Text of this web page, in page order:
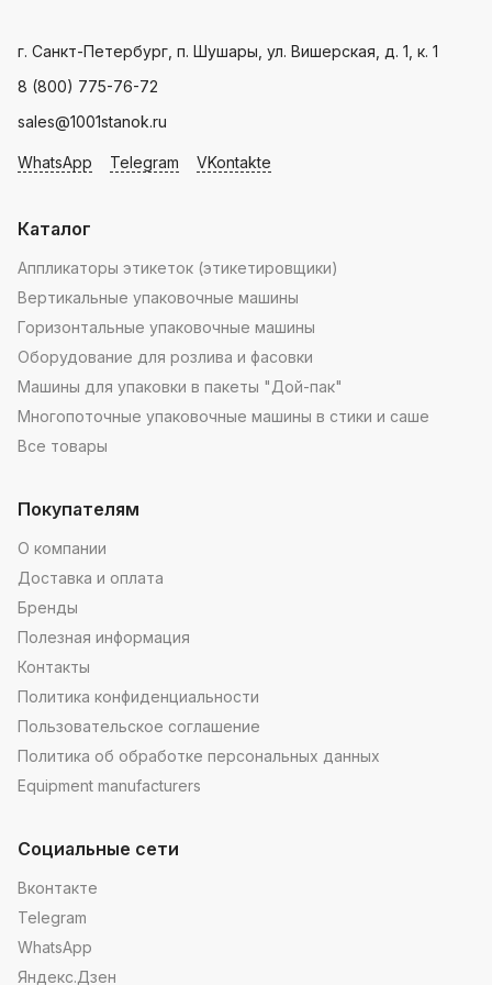
г. Санкт-Петербург, п. Шушары, ул. Вишерская, д. 1, к. 1
8 (800) 775-76-72
sales@1001stanok.ru
WhatsApp Telegram VKontakte
Каталог
Аппликаторы этикеток (этикетировщики)
Вертикальные упаковочные машины
Горизонтальные упаковочные машины
Оборудование для розлива и фасовки
Машины для упаковки в пакеты "Дой-пак"
Многопоточные упаковочные машины в стики и саше
Все товары
Покупателям
О компании
Доставка и оплата
Бренды
Полезная информация
Контакты
Политика конфиденциальности
Пользовательское соглашение
Политика об обработке персональных данных
Equipment manufacturers
Социальные сети
Вконтакте
Telegram
WhatsApp
Яндекс.Дзен